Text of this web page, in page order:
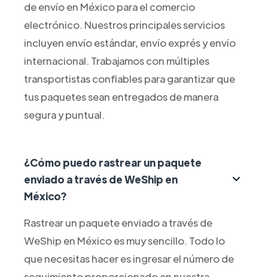
de envío en México para el comercio
electrónico. Nuestros principales servicios
incluyen envío estándar, envío exprés y envío
internacional. Trabajamos con múltiples
transportistas confiables para garantizar que
tus paquetes sean entregados de manera
segura y puntual.
¿Cómo puedo rastrear un paquete
enviado a través de WeShip en
México?
Rastrear un paquete enviado a través de
WeShip en México es muy sencillo. Todo lo
que necesitas hacer es ingresar el número de